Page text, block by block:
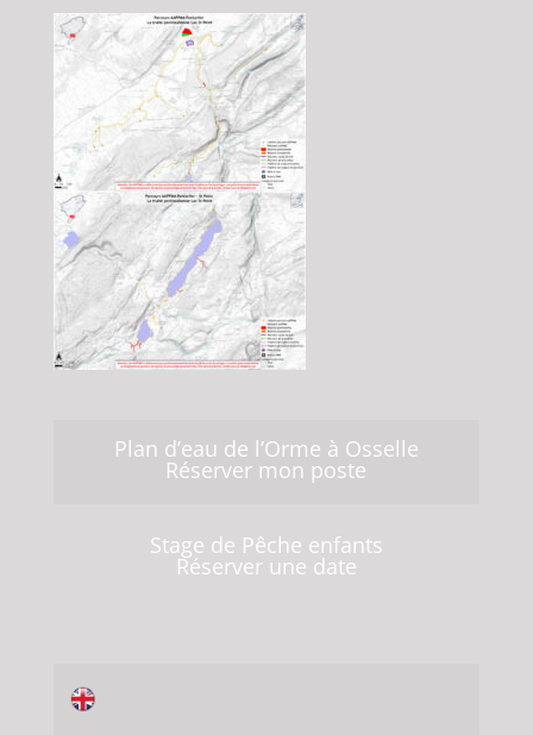
Plan d’eau de l’Orme à Osselle
Réserver mon poste
Stage de Pêche enfants
Réserver une date